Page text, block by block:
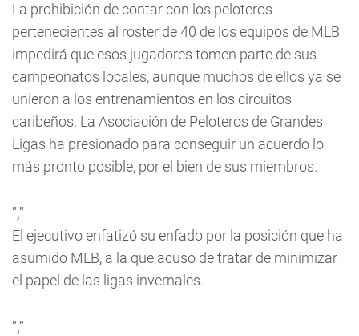
La prohibición de contar con los peloteros
pertenecientes al roster de 40 de los equipos de MLB
impedirá que esos jugadores tomen parte de sus
campeonatos locales, aunque muchos de ellos ya se
unieron a los entrenamientos en los circuitos
caribeños. La Asociación de Peloteros de Grandes
Ligas ha presionado para conseguir un acuerdo lo
más pronto posible, por el bien de sus miembros.
","
El ejecutivo enfatizó su enfado por la posición que ha
asumido MLB, a la que acusó de tratar de minimizar
el papel de las ligas invernales.
","